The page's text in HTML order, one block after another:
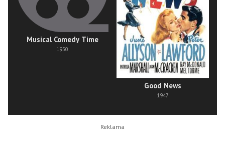
Musical Comedy Time
1950
Good News
1947